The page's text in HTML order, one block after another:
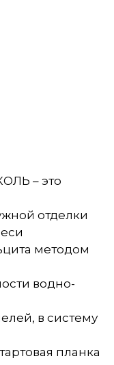
– это
отделки
методом
водно-
в систему
планка